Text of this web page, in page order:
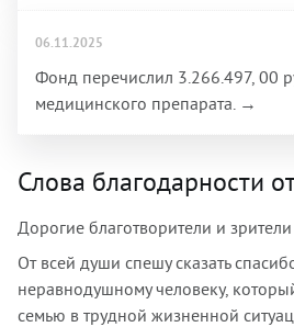
06.11.2025
Фонд перечислил 3.266.497, 00
медицинского препарата. →
Слова благодарности
Дорогие благотворители и
От всей души спешу сказать
неравнодушному человеку,
семью в трудной жизненной